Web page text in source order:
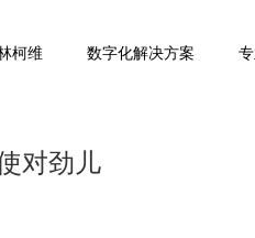
数字化解决方案
柯维
对劲儿